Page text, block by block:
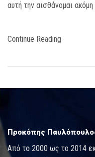
αυτή την αισθάνομαι
Continue Reading
Προκόπης
Από το 2000 ως το 2014